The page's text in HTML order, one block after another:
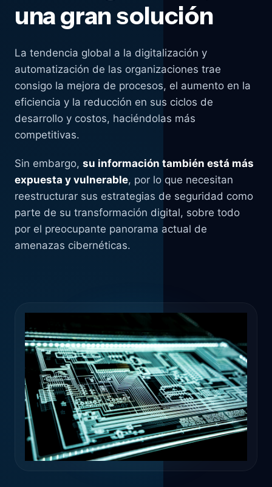
una gran solución
La tendencia global a la digitalización y
automatización de las organizaciones trae
consigo la mejora de procesos, el aumento en la
eficiencia y la reducción en sus ciclos de
desarrollo y costos, haciéndolas más
competitivas.
Sin embargo, su información también está más
expuesta y vulnerable, por lo que necesitan
reestructurar sus estrategias de seguridad como
parte de su transformación digital, sobre todo
por el preocupante panorama actual de
amenazas cibernéticas.